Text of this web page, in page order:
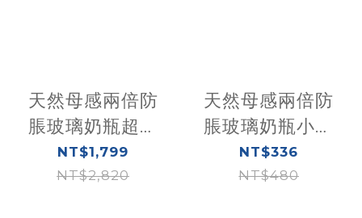
天然母感兩倍防
脹玻璃奶瓶超值
組-4大2小
(250ml-4入
NT$1,799
NT$2,820
天然母感兩倍防
脹玻璃奶瓶小單
孔(一般流
量)250ml
NT$336
NT$480